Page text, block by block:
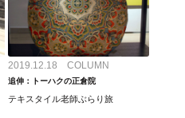
2019.12.18 COLUMN
追伸：トーハクの正倉院
テキスタイル老師ぶらり旅